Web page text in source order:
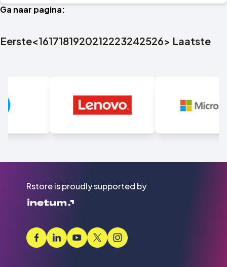
Ga naar pagina:
Eerste<1617181920212223242526> Laatste
Rstore is proudly supported by